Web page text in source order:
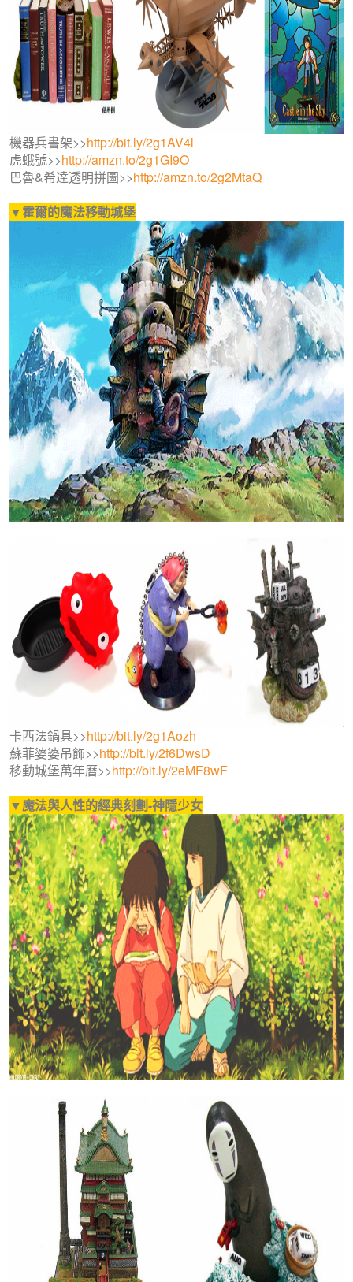
機器兵書架>>http://bit.ly/2g1AV4l
虎蛾號>>http://amzn.to/2g1GI9O
巴魯&希達透明拼圖>>http://amzn.to/2g2MtaQ
▼霍爾的魔法移動城堡
卡西法鍋具>>http://bit.ly/2g1Aozh
蘇菲婆婆吊飾>>http://bit.ly/2f6DwsD
移動城堡萬年曆>>http://bit.ly/2eMF8wF
▼魔法與人性的經典刻劃-神隱少女